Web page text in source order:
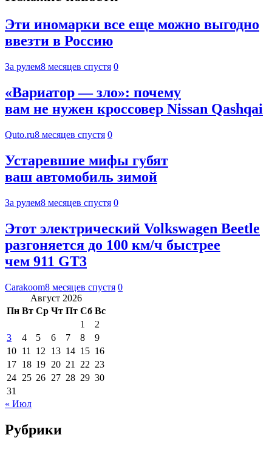
Эти иномарки все еще можно выгодно
ввезти в Россию
За рулем8 месяцев спустя 0
«Вариатор — зло»: почему
вам не нужен кроссовер Nissan Qashqai
Quto.ru8 месяцев спустя 0
Устаревшие мифы губят
ваш автомобиль зимой
За рулем8 месяцев спустя 0
Этот электрический Volkswagen Beetle
разгоняется до 100 км/ч быстрее
чем 911 GT3
Carakoom8 месяцев спустя 0
Август 2026
Пн Вт Ср Чт Пт Сб Вс
1
2
3
4 5 6 7 8
9
10 11 12 13 14 15 16
17 18 19 20 21 22 23
24 25 26 27 28 29 30
31
« Июл
Рубрики